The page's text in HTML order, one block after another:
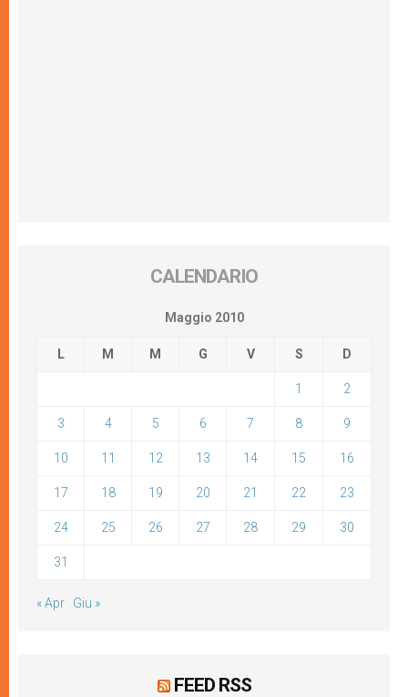
CALENDARIO
Maggio 2010
L M M G V S D
1 2
3 4 5 6 7 8 9
10 11 12 13 14 15 16
17 18 19 20 21 22 23
24 25 26 27 28 29 30
31
« Apr Giu »
FEED RSS